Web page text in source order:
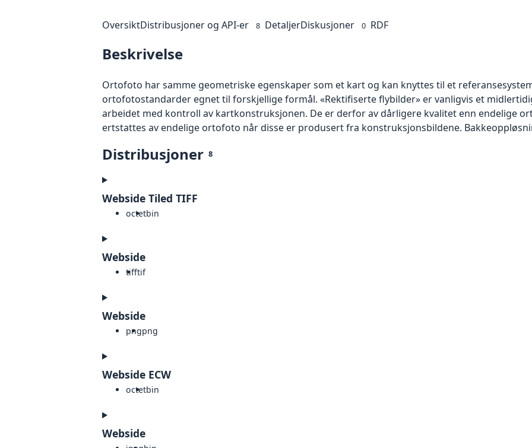
OversiktDistribusjoner og API-er 8 DetaljerDiskusjoner 0 RDF
Beskrivelse
Ortofoto har samme geometriske egenskaper som et kart og kan knyttes til et
ortofotostandarder egnet til forskjellige formål. «Rektifiserte flybilder» er vanligvis et
arbeidet med kontroll av kartkonstruksjonen. De er derfor av dårligere kvalitet enn endelige
ertstattes av endelige ortofoto når disse er produsert fra konstruksjonsbildene.
Distribusjoner 8
Webside Tiled TIFF
octetbin
Webside
tifftif
Webside
pngpng
Webside ECW
octetbin
Webside